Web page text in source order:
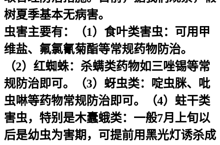
树夏季基本无病害。
虫害主要有：（1）食叶类害虫：可用甲
维盐、氟氯氰菊酯等常规药物防治。
（2）红蜘蛛：杀螨类药物如三唑锡等常
规防治即可。（3）蚜虫类：啶虫脒、吡
虫啉等药物常规防治即可。（4）蛀干类
害虫，特别是木蠹蛾类：一般7月上旬以
后是幼虫为害期，可提前用黑光灯诱杀成